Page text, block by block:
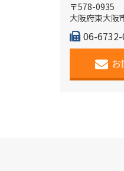
〒578-0935
大阪府東大阪
06-
お